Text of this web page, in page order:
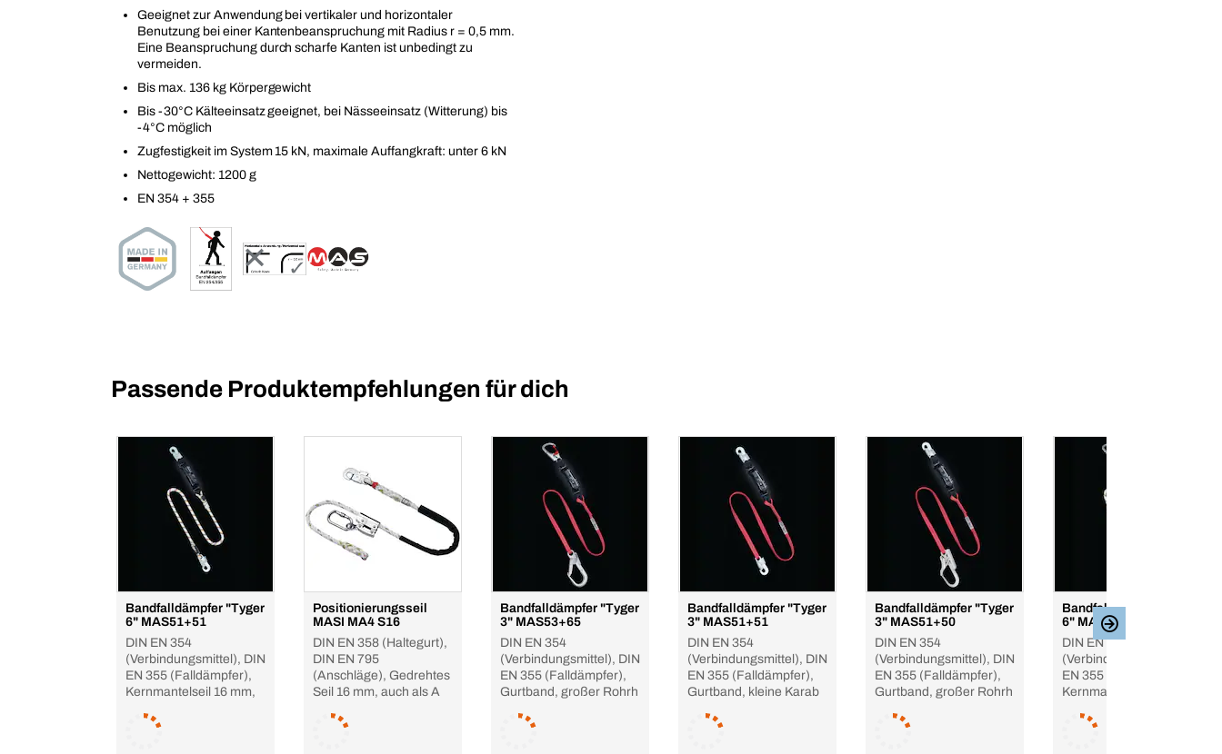
Geeignet zur Anwendung bei vertikaler und horizontaler
Benutzung bei einer Kantenbeanspruchung mit Radius r = 0,5 mm.
Eine Beanspruchung durch scharfe Kanten ist unbedingt zu
vermeiden.
Bis max. 136 kg Körpergewicht
Bis -30°C Kälteeinsatz geeignet, bei Nässeeinsatz (Witterung) bis
-4°C möglich
Zugfestigkeit im System 15 kN, maximale Auffangkraft: unter 6 kN
Nettogewicht: 1200 g
EN 354 + 355
Passende Produktempfehlungen für dich
Bandfalldämpfer "Tyger
6" MAS51+51
DIN EN 354
(Verbindungsmittel), DIN
EN 355 (Falldämpfer),
Kernmantelseil 16 mm,
Positionierungsseil
MASI MA4 S16
DIN EN 358 (Haltegurt),
DIN EN 795
(Anschläge), Gedrehtes
Seil 16 mm, auch als A
Bandfalldämpfer "Tyger
3" MAS53+65
DIN EN 354
(Verbindungsmittel), DIN
EN 355 (Falldämpfer),
Gurtband, großer Rohrh
Bandfalldämpfer "Tyger
3" MAS51+51
DIN EN 354
(Verbindungsmittel), DIN
EN 355 (Falldämpfer),
Gurtband, kleine Karab
Bandfalldämpfer "Tyger
3" MAS51+50
DIN EN 354
(Verbindungsmittel), DIN
EN 355 (Falldämpfer),
Gurtband, großer Rohrh
Bandfalldämpfer "Tyger
6" MAS53+65
DIN EN 354
(Verbindungsmittel), DIN
EN 355 (Falldämpfer),
Kernmantelseil 16 mm,